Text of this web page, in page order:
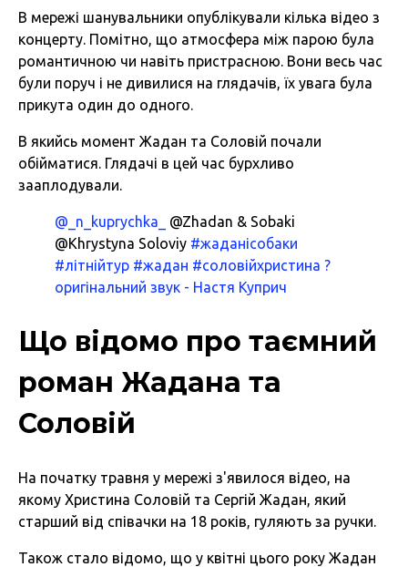
В мережі шанувальники опублікували кілька відео з
концерту. Помітно, що атмосфера між парою була
романтичною чи навіть пристрасною. Вони весь час
були поруч і не дивилися на глядачів, їх увага була
прикута один до одного.
В якийсь момент Жадан та Соловій почали
обійматися. Глядачі в цей час бурхливо
зааплодували.
@_n_kuprychka_
@Zhadan & Sobaki
@Khrystyna Soloviy #жаданісобаки
#літнійтур #жадан #соловійхристина ?
оригінальний звук - Настя Куприч
Що відомо про таємний
роман Жадана та
Соловій
На початку травня у мережі з'явилося відео, на
якому Христина Соловій та Сергій Жадан, який
старший від співачки на 18 років, гуляють за ручки.
Також стало відомо, що у квітні цього року Жадан